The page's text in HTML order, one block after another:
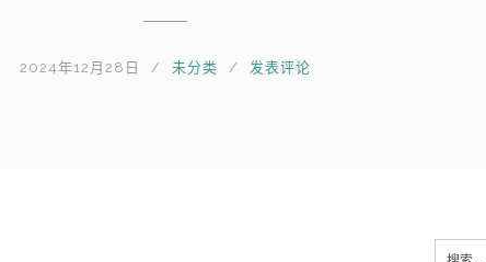
2024年12月28日 未分类 发表评论
Search